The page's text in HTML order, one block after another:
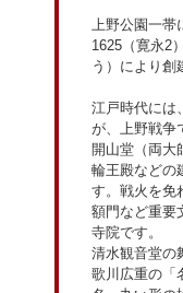
上野公園一
1625（寛永2
う）により創
江戸時代には
が、上野戦争
開山堂（両大
輪王殿などの
す。戦火を免
額門など重要
寺院です。
清水観音堂の
歌川広重の「